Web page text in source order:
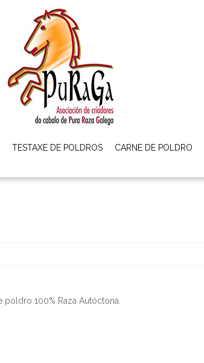
TESTAXE DE POLDROS CARNE DE POLDRO
100% Raza Autóctona.